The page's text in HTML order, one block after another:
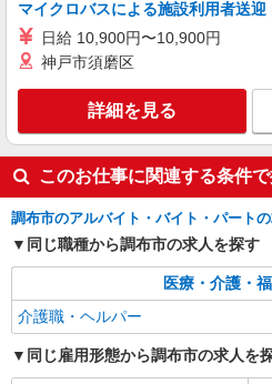
派遣社員
株式会社トラストグロース 新宿本社
時給：1226
なる ※夜勤は別途
東京都調布市
キープ
マイクロバスによる施設利用者送迎
日給 10,900円〜10,900円
神戸市須磨区
詳細を見る
このお仕事に関連する条件
調布市のアルバイト・バイト・パート
同じ職種から調布市の求人を探す
医療・介護・
介護職・ヘルパー
同じ雇用形態から調布市の求人を